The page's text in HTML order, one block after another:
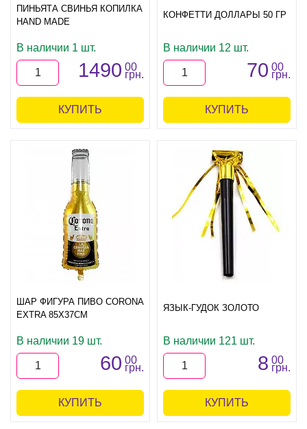
ПИНЬЯТА СВИНЬЯ КОПИЛКА
HAND MADE
В наличии 1 шт.
1490 00
грн.
КУПИТЬ
КОНФЕТТИ ДОЛЛАРЫ 50 ГР
В наличии 12 шт.
70 00
грн.
КУПИТЬ
ШАР ФИГУРА ПИВО CORONA
EXTRA 85Х37СМ
В наличии 19 шт.
60 00
грн.
КУПИТЬ
ЯЗЫК-ГУДОК ЗОЛОТО
В наличии 121 шт.
8 00
грн.
КУПИТЬ